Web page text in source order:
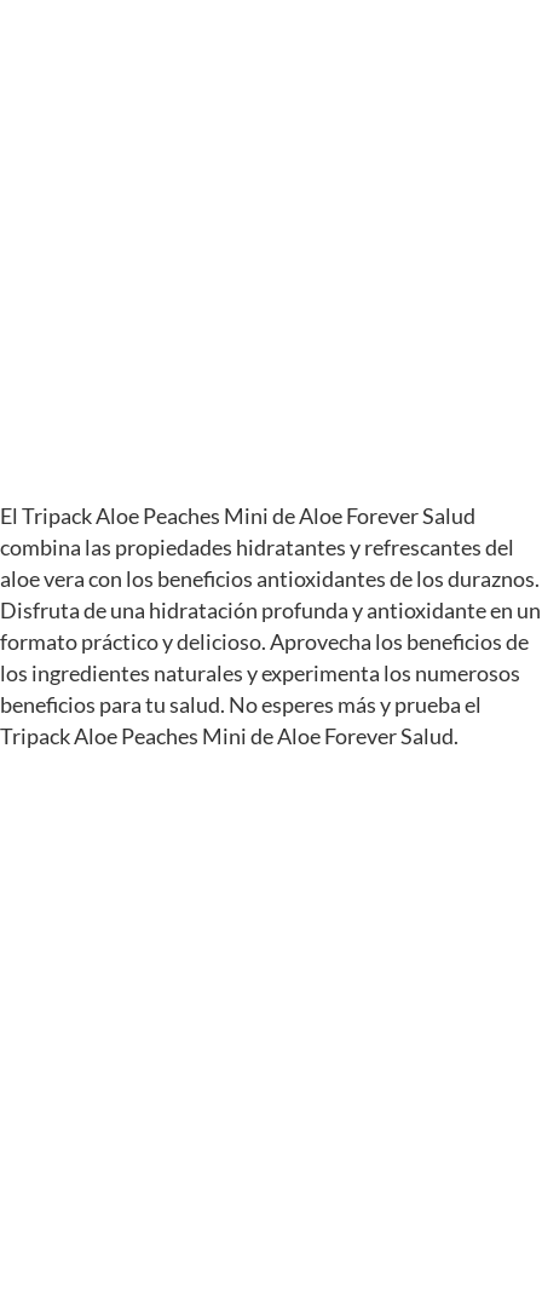
El Tripack Aloe Peaches Mini de Aloe Forever Salud
combina las propiedades hidratantes y refrescantes del
aloe vera con los beneficios antioxidantes de los duraznos.
Disfruta de una hidratación profunda y antioxidante en un
formato práctico y delicioso. Aprovecha los beneficios de
los ingredientes naturales y experimenta los numerosos
beneficios para tu salud. No esperes más y prueba el
Tripack Aloe Peaches Mini de Aloe Forever Salud.